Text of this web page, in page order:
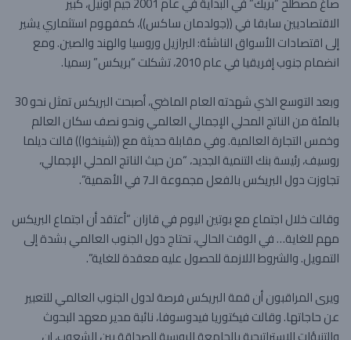
الاقتصاديين سابقا في ((جولدمان ساكس))، كمفهوم استثماري يشير
إلى اقتصادات الأسواق الناشئة: البرازيل وروسيا والهند والصين. ومع
انضمام جنوب إفريقيا في عام 2010، تشكلت “بريكس” رسميا.
وبعد التوسع الذي شهدته العام الماضي، أصبحت البريكس تمثل نحو 30
بالمئة من الناتج المحلي الإجمالي العالمي ونحو نصف سكان العالم
وخمس التجارة العالمية. وفي مقابلة حديثة مع ((شينخوا)) قالت ديلما
روسيف، رئيسة بنك التنمية الجديد، “من حيث الناتج المحلي الإجمالي،
تجاوزت دول البريكس بالفعل مجموعة الـ7 في الأهمية”.
وقالت خلال اجتماع مع بوتين اليوم في قازان “أعتقد أن اجتماع البريكس
مهم للغاية… في الوقت الحالي، تحتاج دول الجنوب العالمي بشدة إلى
التمويل. والشروط اللازمة للحصول عليه معقدة للغاية”.
ويرى المراقبون أن قمة البريكس فرصة لدول الجنوب العالمي للتعبير
عن حاجاتها. وقالت فيكتوريا فيدوسوفا، نائبة مدير معهد البحوث